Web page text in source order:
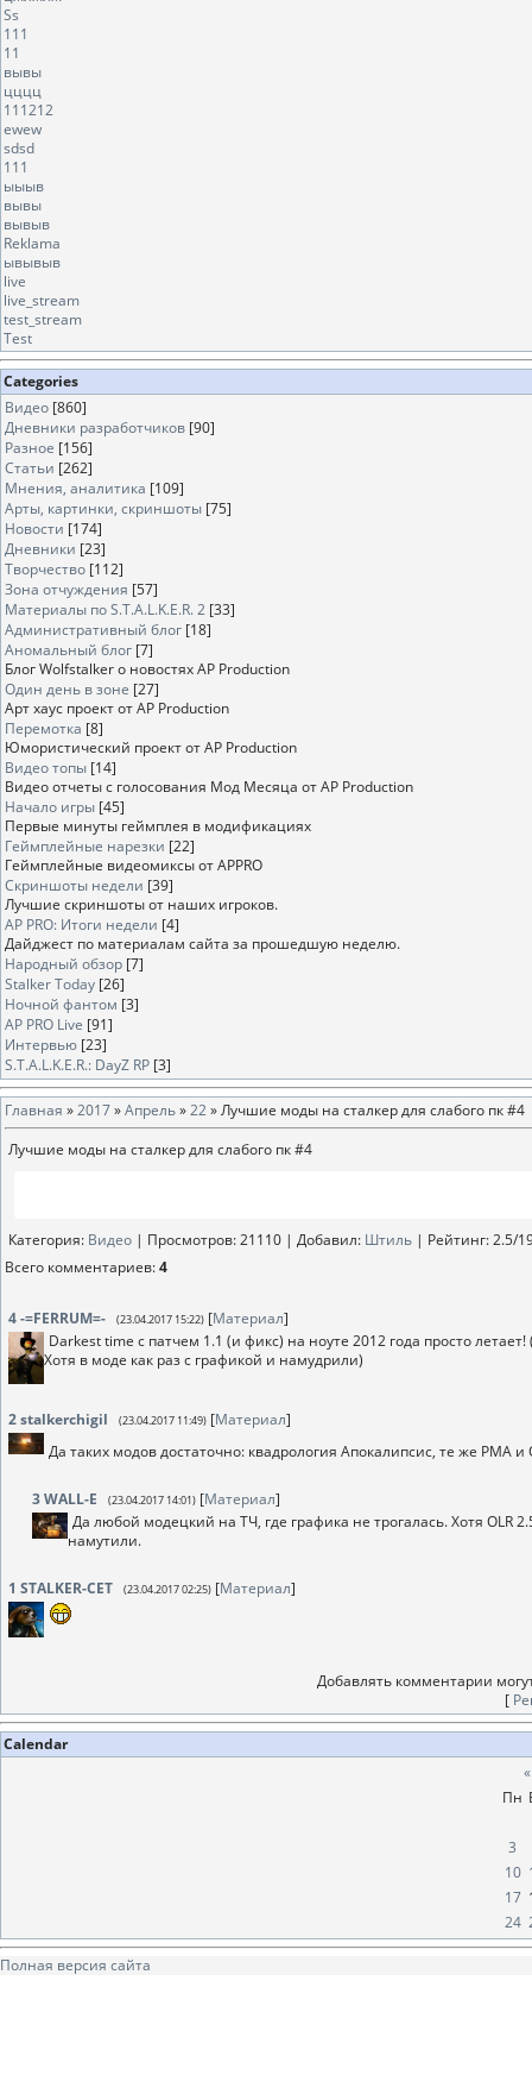
Ss
111
11
вывы
цццц
111212
ewew
sdsd
111
ыыыв
вывы
вывыв
Reklama
ывывыв
live
live_stream
test_stream
Test
Categories
Видео [860]
Дневники разработчиков [90]
Разное [156]
Статьи [262]
Мнения, аналитика [109]
Арты, картинки, скриншоты [75]
Новости [174]
Дневники [23]
Творчество [112]
Зона отчуждения [57]
Материалы по S.T.A.L.K.E.R. 2 [33]
Административный блог [18]
Аномальный блог [7]
Блог Wolfstalker о новостях AP Production
Один день в зоне [27]
Арт хаус проект от AP Production
Перемотка [8]
Юмористический проект от AP Production
Видео топы [14]
Видео отчеты с голосования Мод Месяца от AP Production
Начало игры [45]
Первые минуты геймплея в модификациях
Геймплейные нарезки [22]
Геймплейные видеомиксы от APPRO
Скриншоты недели [39]
Лучшие скриншоты от наших игроков.
AP PRO: Итоги недели [4]
Дайджест по материалам сайта за прошедшую неделю.
Народный обзор [7]
Stalker Today [26]
Ночной фантом [3]
AP PRO Live [91]
Интервью [23]
S.T.A.L.K.E.R.: DayZ RP [3]
Главная »2017»Апрель»22» Лучшие моды на сталкер для слабого пк #4
Лучшие моды на сталкер для слабого пк #4
Категория: Видео | Просмотров: 21110 | Добавил: Штиль | Рейтинг:2.5/
Всего комментариев:4
4-=FERRUM=- (23.04.2017 15:22) [Материал]
Darkest time с патчем 1.1 (и фикс) на ноуте 2012 года просто
Хотя в моде как раз с графикой и намудрили)
2stalkerchigil (23.04.2017 11:49) [Материал]
Да таких модов достаточно: квадрология Апокалипсис, те же РМА
3WALL-E (23.04.2017 14:01) [Материал]
Да любой модецкий на ТЧ, где графика не трогалась. Хотя OLR
намутили.
1 STALKER-CET (23.04.2017 02:25) [Материал]
Добавлять комментарии
[
Calendar
«
Пн
3
10
17
24
Полная версия сайта